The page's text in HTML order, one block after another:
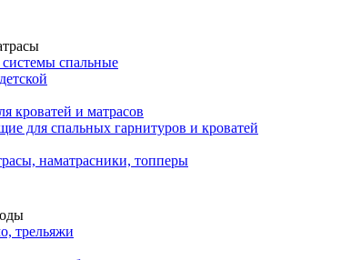
спальные
кроватей и матрасов
для спальных гарнитуров и кроватей
наматрасники, топперы
трельяжи